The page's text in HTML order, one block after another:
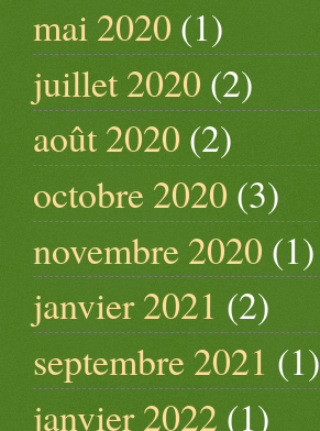
mai 2020 (1)
juillet 2020 (2)
août 2020 (2)
octobre 2020 (3)
novembre 2020 (1)
janvier 2021 (2)
septembre 2021 (1)
janvier 2022 (1)